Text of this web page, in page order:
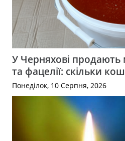
У Черняхові продають
та фацелії: скільки
Понеділок, 10 Серпня, 2026